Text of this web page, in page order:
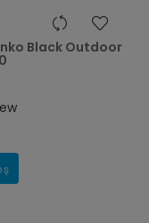
Black Outdoor